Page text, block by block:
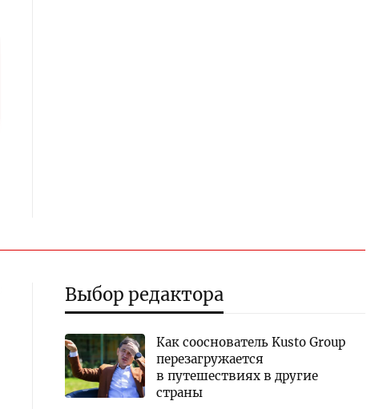
Выбор редактора
Как сооснователь Kusto Group
перезагружается
в путешествиях в другие
страны